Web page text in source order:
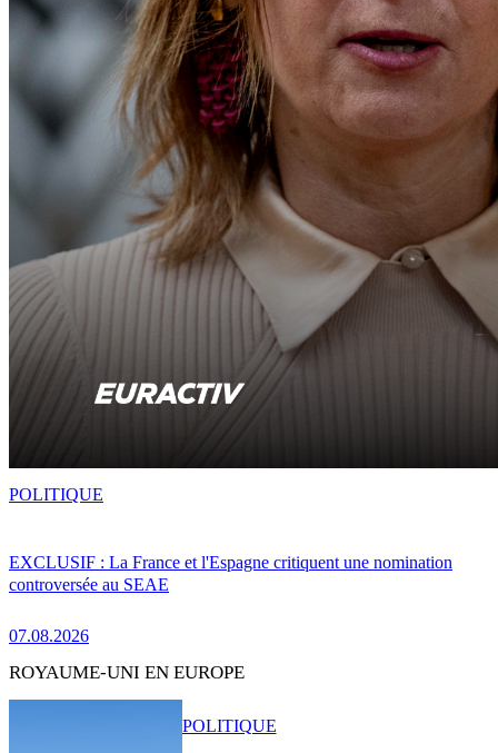
EXCLUSIF : La France et l'Espagne critiquent une nomination
controversée au SEAE
07.08.2026
POLITIQUE
ROYAUME-UNI EN EUROPE
POLITIQUE